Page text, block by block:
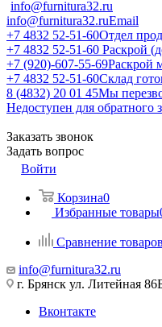
info@furnitura32.ru
info@furnitura32.ruEmail
+7 4832 52-51-60Отдел
+7 4832 52-51-60 Раскрой
+7 (920)-607-55-69Раскрой
+7 4832 52-51-60Склад
8 (4832) 20 01 45Мы
Недоступен для обратного
Заказать звонок
Задать вопрос
Войти
Корзина0
Избранные товары
Сравнение товаров
info@furnitura32.ru
г. Брянск ул. Литейная
Вконтакте